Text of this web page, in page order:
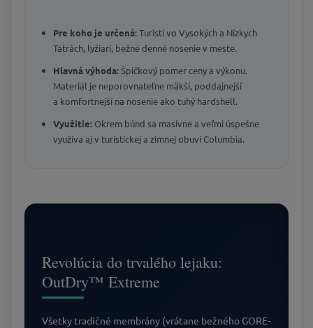
Pre koho je určená:Turisti vo Vysokých a Nízkych
Tatrách, lyžiari, bežné denné nosenie v meste.
Hlavná výhoda:Špičkový pomer ceny a výkonu.
Materiál je neporovnateľne mäkší, poddajnejší
a komfortnejší na nosenie ako tuhý hardshell.
Využitie:Okrem búnd sa masívne a veľmi úspešne
využíva aj v turistickej a zimnej obuvi Columbia.
Revolúcia do trvalého lejaku:
OutDry™ Extreme
Všetky tradičné membrány (vrátane bežného GORE-